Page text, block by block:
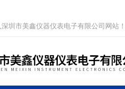
圳市美鑫仪器仪表电子有限公司网站